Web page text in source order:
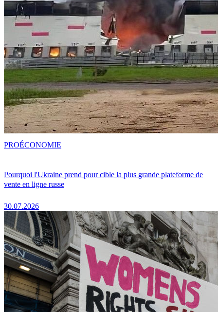
Pourquoi l'Ukraine prend pour cible la plus grande plateforme de
vente en ligne russe
30.07.2026
PROÉCONOMIE